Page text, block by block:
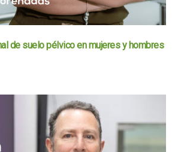
de suelo pélvico en mujeres y hombres